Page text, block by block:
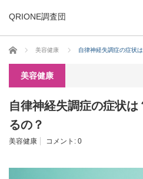
QRIONE調査団
ホーム 美容健康 自律神経失調症の症状
美容健康
自律神経失調症の症状
るの？
美容健康 コメント: 0